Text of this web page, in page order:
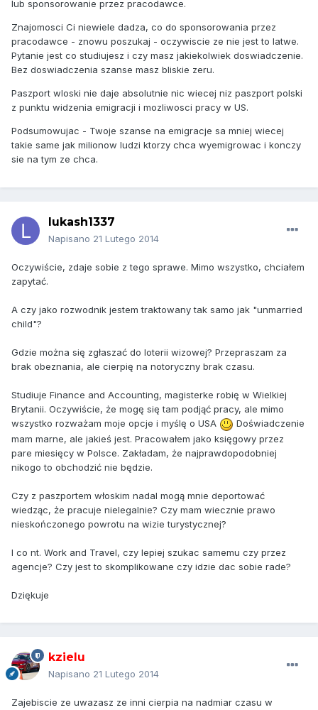
lub sponsorowanie przez pracodawce.
Znajomosci Ci niewiele dadza, co do sponsorowania przez
pracodawce - znowu poszukaj - oczywiscie ze nie jest to latwe.
Pytanie jest co studiujesz i czy masz jakiekolwiek doswiadczenie.
Bez doswiadczenia szanse masz bliskie zeru.
Paszport wloski nie daje absolutnie nic wiecej niz paszport polski
z punktu widzenia emigracji i mozliwosci pracy w US.
Podsumowujac - Twoje szanse na emigracje sa mniej wiecej
takie same jak milionow ludzi ktorzy chca wyemigrowac i konczy
sie na tym ze chca.
lukash1337
Napisano 21 Lutego 2014
Oczywiście, zdaje sobie z tego sprawe. Mimo wszystko, chciałem
zapytać.
A czy jako rozwodnik jestem traktowany tak samo jak "unmarried
child"?
Gdzie można się zgłaszać do loterii wizowej? Przepraszam za
brak obeznania, ale cierpię na notoryczny brak czasu.
Studiuje Finance and Accounting, magisterke robię w Wielkiej
Brytanii. Oczywiście, że mogę się tam podjąć pracy, ale mimo
wszystko rozważam moje opcje i myślę o USA
Doświadczenie
mam marne, ale jakieś jest. Pracowałem jako księgowy przez
pare miesięcy w Polsce. Zakładam, że najprawdopodobniej
nikogo to obchodzić nie będzie.
Czy z paszportem włoskim nadal mogą mnie deportować
wiedząc, że pracuje nielegalnie? Czy mam wiecznie prawo
nieskończonego powrotu na wizie turystycznej?
I co nt. Work and Travel, czy lepiej szukac samemu czy przez
agencje? Czy jest to skomplikowane czy idzie dac sobie rade?
Dziękuje
kzielu
Napisano 21 Lutego 2014
Zajebiscie ze uwazasz ze inni cierpia na nadmiar czasu w